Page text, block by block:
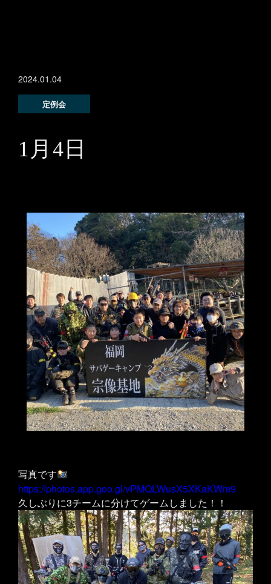
2024.01.04
定例会
1月4日
写真です
https://photos.app.goo.gl/vPMQLWusX5XKaKWm9
久しぶりに3チームに分けてゲームしました！！